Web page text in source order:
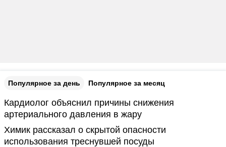
Популярное за день Популярное за месяц
Кардиолог объяснил причины снижения
артериального давления в жару
Химик рассказал о скрытой опасности
использования треснувшей посуды